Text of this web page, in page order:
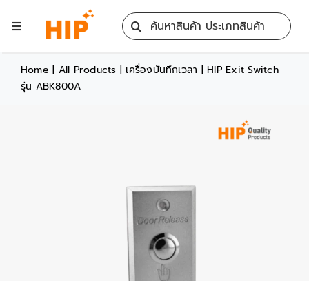
Toggle
Home
Search
for:
Home | All Products |เครื่องบันทึกเวลา |HIP Exit Switch
รุ่น ABK800A